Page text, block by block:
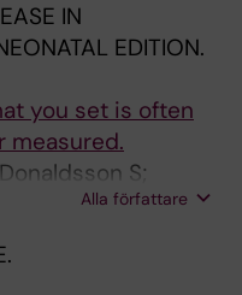
IN
EDITION.
you set is often
measured.
S;
Alla författare